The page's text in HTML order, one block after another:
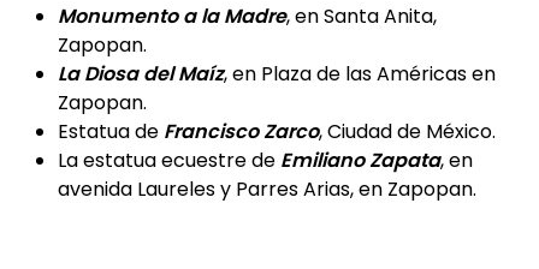
Monumento a la Madre, en Santa Anita,
Zapopan.
La Diosa del Maíz, en Plaza de las Américas en
Zapopan.
Estatua de Francisco Zarco, Ciudad de México.
La estatua ecuestre de Emiliano Zapata, en
avenida Laureles y Parres Arias, en Zapopan.